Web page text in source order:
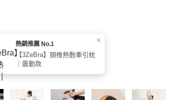
×
熱銷推薦 No.1
【3ZeBra】頸椎熱敷牽引枕
｜震動款